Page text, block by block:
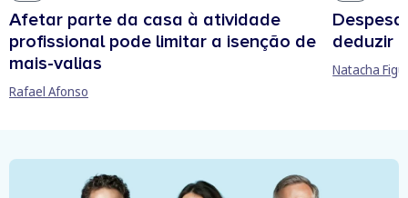
Afetar parte da casa à atividade
profissional pode limitar a isenção de
mais-valias
Rafael Afonso
deduzir
Natacha